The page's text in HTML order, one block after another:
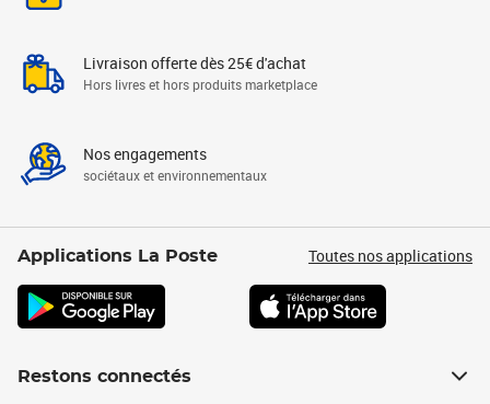
Livraison offerte dès 25€ d'achat
Hors livres et hors produits marketplace
Nos engagements
sociétaux et environnementaux
Applications La Poste Toutes nos applications
Restons connectés